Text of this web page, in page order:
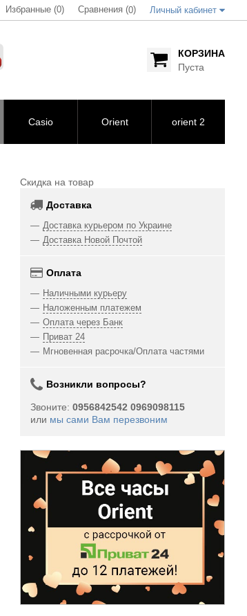
Избранные (0) Сравнения (0) Личный кабинет
КОРЗИНА
Пуста
Casio Orient orient 2
Скидка на товар
Доставка
Доставка курьером по Украине
Доставка Новой Почтой
Оплата
Наличными курьеру
Наложенным платежем
Оплата через Банк
Приват 24
Мгновенная расрочка/Оплата частями
Возникли вопросы?
Звоните: 0956842542 0969098115
или мы сами Вам перезвоним